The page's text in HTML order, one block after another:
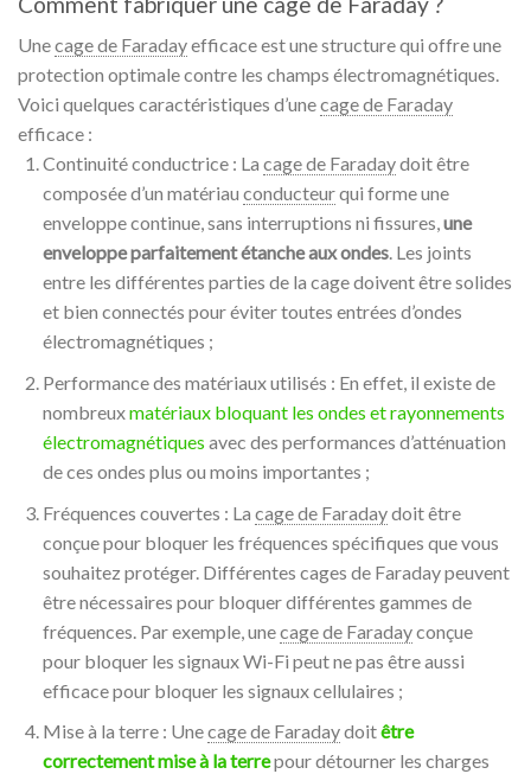
Unecage de Faradayefficace est une structure qui offre une
protection optimale contre les champs électromagnétiques.
Voici quelques caractéristiques d’unecage de Faraday
efficace :
Continuité conductrice : La cage de Faradaydoit être
composée d’un matériau conducteurqui forme une
enveloppe continue, sans interruptions ni fissures,une
enveloppe parfaitement étanche aux ondes. Les joints
entre les différentes parties de la cage doivent être solides
et bien connectés pour éviter toutes entrées d’ondes
électromagnétiques ;
Performance des matériaux utilisés : En effet, il existe de
nombreuxmatériaux bloquant les ondes et rayonnements
électromagnétiques avec des performances d’atténuation
de ces ondes plus ou moins importantes ;
Fréquences couvertes : La cage de Faradaydoit être
conçue pour bloquer les fréquences spécifiques que vous
souhaitez protéger. Différentes cages de Faraday peuvent
être nécessaires pour bloquer différentes gammes de
fréquences. Par exemple, unecage de Faradayconçue
pour bloquer les signaux Wi-Fi peut ne pas être aussi
efficace pour bloquer les signaux cellulaires ;
Mise à la terre : Unecage de Faradaydoitêtre
correctement mise à la terrepour détourner les charges